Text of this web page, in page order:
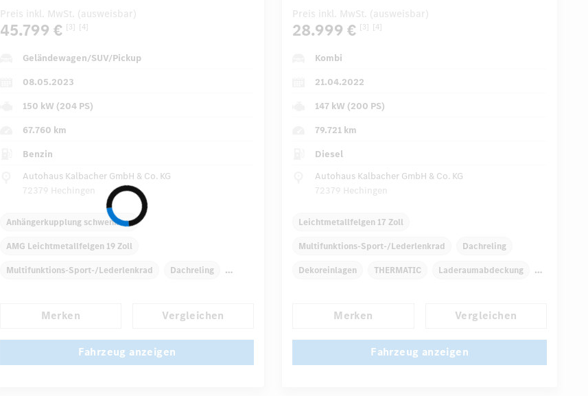
Preis inkl. MwSt. (ausweisbar)
45.799 € [3] [4]
Geländewagen/SUV/Pickup
08.05.2023
150 kW (204 PS)
67.760 km
Benzin
Autohaus Kalbacher GmbH & Co. KG
72379 Hechingen
Anhängerkupplung schwenkbar
AMG Leichtmetallfelgen 19 Zoll
Multifunktions-Sport-/Lederlenkrad Dachreling
Laderaumabdeckung Navigationssystem
Multi-Funktions-Display Regensensor ...
Merken Vergleichen
Fahrzeug anzeigen
Preis inkl. MwSt. (ausweisbar)
28.999 € [3] [4]
Kombi
21.04.2022
147 kW (200 PS)
79.721 km
Diesel
Autohaus Kalbacher GmbH & Co. KG
72379 Hechingen
Leichtmetallfelgen 17 Zoll
Multifunktions-Sport-/Lederlenkrad Dachreling
Dekoreinlagen THERMATIC Laderaumabdeckung
Regensensor
Automatisch abblendende Innen- und Außenspiegel ...
Merken Vergleichen
Fahrzeug anzeigen